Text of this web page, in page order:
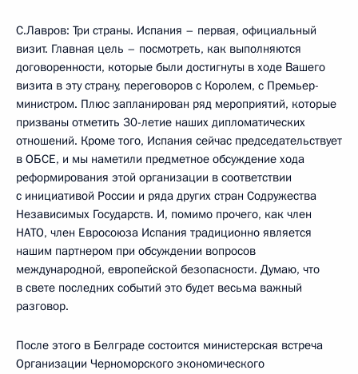
С.Лавров: Три страны. Испания – первая, официальный
визит. Главная цель – посмотреть, как выполняются
договоренности, которые были достигнуты в ходе Вашего
визита в эту страну, переговоров с Королем, с Премьер-
министром. Плюс запланирован ряд мероприятий, которые
призваны отметить 30-летие наших дипломатических
отношений. Кроме того, Испания сейчас председательствует
в ОБСЕ, и мы наметили предметное обсуждение хода
реформирования этой организации в соответствии
с инициативой России и ряда других стран Содружества
Независимых Государств. И, помимо прочего, как член
НАТО, член Евросоюза Испания традиционно является
нашим партнером при обсуждении вопросов
международной, европейской безопасности. Думаю, что
в свете последних событий это будет весьма важный
разговор.
После этого в Белграде состоится министерская встреча
Организации Черноморского экономического